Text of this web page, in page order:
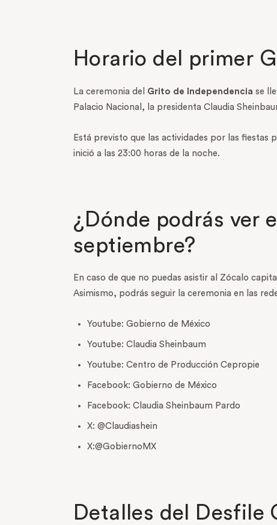
Horario del primer
La ceremonia del Grito de Independencia se
Palacio Nacional, la presidenta Claudia
Está previsto que las actividades por las
inició a las 23:00 horas de la noche.
¿Dónde podrás ver
septiembre?
En caso de que no puedas asistir al Zócalo
Asimismo, podrás seguir la ceremonia en las
Youtube: Gobierno de México
Youtube: Claudia Sheinbaum
Youtube: Centro de Producción Cepropie
Facebook: Gobierno de México
Facebook: Claudia Sheinbaum Pardo
X: @Claudiashein
X:@GobiernoMX
Detalles del Desfile